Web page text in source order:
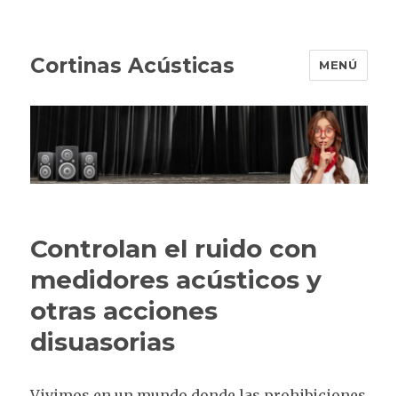
Cortinas Acústicas MENÚ
Controlan el ruido con
medidores acústicos y
otras acciones
disuasorias